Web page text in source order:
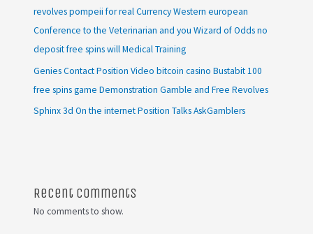
revolves pompeii for real Currency Western european
Conference to the Veterinarian and you Wizard of Odds no
deposit free spins will Medical Training
Genies Contact Position Video bitcoin casino Bustabit 100
free spins game Demonstration Gamble and Free Revolves
Sphinx 3d On the internet Position Talks AskGamblers
Recent Comments
No comments to show.